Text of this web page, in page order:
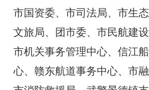
市国资委、市司法局、市生
文旅局、团市委、市民航建设
市机关事务管理中心、信江
心、赣东航道事务中心、市融